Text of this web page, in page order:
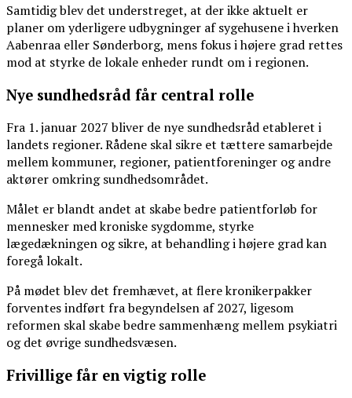
Samtidig blev det understreget, at der ikke aktuelt er
planer om yderligere udbygninger af sygehusene i hverken
Aabenraa eller Sønderborg, mens fokus i højere grad rettes
mod at styrke de lokale enheder rundt om i regionen.
Nye sundhedsråd får central rolle
Fra 1. januar 2027 bliver de nye sundhedsråd etableret i
landets regioner. Rådene skal sikre et tættere samarbejde
mellem kommuner, regioner, patientforeninger og andre
aktører omkring sundhedsområdet.
Målet er blandt andet at skabe bedre patientforløb for
mennesker med kroniske sygdomme, styrke
lægedækningen og sikre, at behandling i højere grad kan
foregå lokalt.
På mødet blev det fremhævet, at flere kronikerpakker
forventes indført fra begyndelsen af 2027, ligesom
reformen skal skabe bedre sammenhæng mellem psykiatri
og det øvrige sundhedsvæsen.
Frivillige får en vigtig rolle